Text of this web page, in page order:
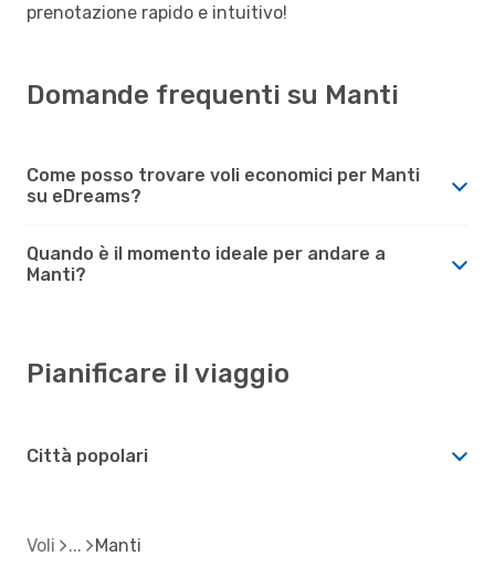
prenotazione rapido e intuitivo!
Domande frequenti su Manti
Come posso trovare voli economici per Manti
su eDreams?
Quando è il momento ideale per andare a
Manti?
Pianificare il viaggio
Città popolari
Voli Manti